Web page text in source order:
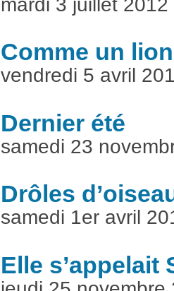
Comme un lion
vendredi 5 avril
Dernier été
samedi 23
Drôles
samedi 1er avril
Elle s’appelait